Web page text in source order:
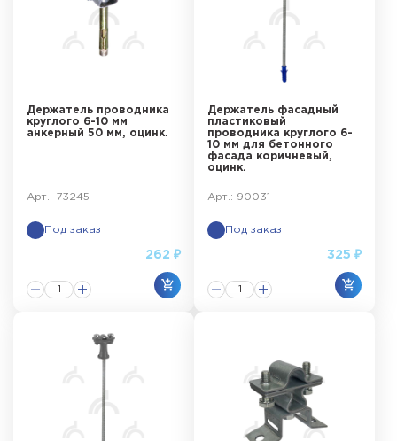
Держатель проводника
круглого 6-10 мм
анкерный 50 мм, оцинк.
Арт.: 73245
Под заказ
262 ₽
Держатель фасадный
пластиковый
проводника круглого 6-
10 мм для бетонного
фасада коричневый,
оцинк.
Арт.: 90031
Под заказ
325 ₽